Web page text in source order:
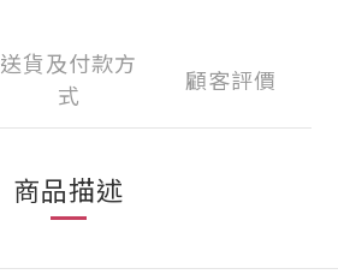
送貨及付款方
式
顧客評價
商品描述